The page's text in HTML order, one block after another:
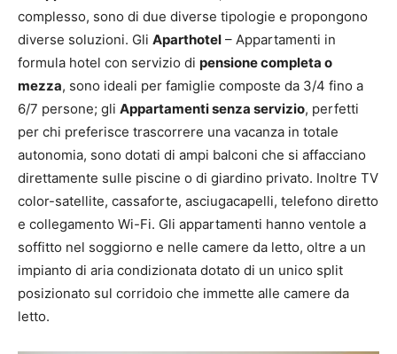
complesso, sono di due diverse tipologie e propongono
diverse soluzioni. Gli Aparthotel – Appartamenti in
formula hotel con servizio di pensione completa o
mezza, sono ideali per famiglie composte da 3/4 fino a
6/7 persone; gli Appartamenti senza servizio, perfetti
per chi preferisce trascorrere una vacanza in totale
autonomia, sono dotati di ampi balconi che si affacciano
direttamente sulle piscine o di giardino privato. Inoltre TV
color-satellite, cassaforte, asciugacapelli, telefono diretto
e collegamento Wi-Fi. Gli appartamenti hanno ventole a
soffitto nel soggiorno e nelle camere da letto, oltre a un
impianto di aria condizionata dotato di un unico split
posizionato sul corridoio che immette alle camere da
letto.